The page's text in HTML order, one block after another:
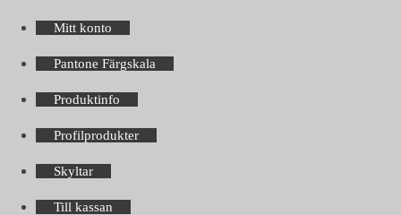
Mitt konto
Pantone Färgskala
Produktinfo
Profilprodukter
Skyltar
Till kassan